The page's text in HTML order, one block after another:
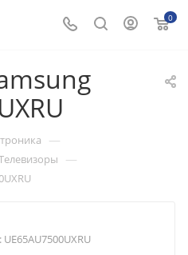
0
—
—
UE65AU7500UXRU